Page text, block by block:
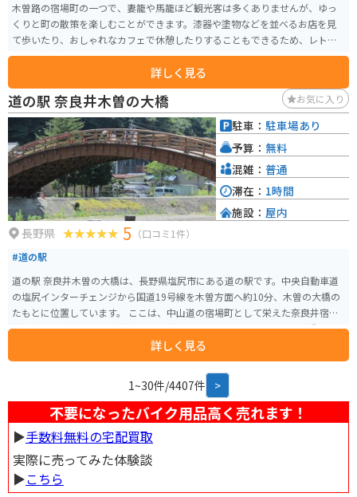
木曽路の宿場町の一つで、妻籠や馬籠ほど観光客は多くありませんが、ゆっ
くりと町の散策を楽しむことができます。漆器や塗物などを並べるお店を見
て歩いたり、おしゃれなカフェで休憩したりすることもできるため、レトロ
な雰囲気が好きな人にも人気が高まっているようです。
詳しく見る
道の駅 奈良井木曽の大橋 お気に入り
長野県 5 （口コミ1件）
#道の駅
道の駅 奈良井木曽の大橋は、長野県塩尻市にある道の駅です。中央自動車道
の塩尻インターチェンジから国道19号線を木曽方面へ約10分、木曽の大橋の
たもとに位置しています。 ここは、中山道の宿場町として栄えた奈良井宿と
贄川宿の間に位置し、木曽路のほぼ中心にあります。周辺には、国の重要文
化財に指定されている木曽の大橋や、江戸時代の宿場町の面影を残す奈良井
宿など、歴史を感じさせる観光スポットが多くあります。 道の駅には、地元
の特産品を販売する直売所やレストラン、観光案内所などがあり、ドライブ
の休憩スポットとして最適です。また、木曽の大橋を一望できる展望台もあ
り、雄大な景色を楽しむことができます。 バイクで訪れる場合、道の駅には
広い駐車場が完備されているので安心です。ツーリングの休憩場所としては
もちろん、周辺の観光拠点としても利用できます。 地元の名産品としては、
木曽漆器や木曽節があります。木曽漆器は、美しい光沢と堅牢さが特徴で、
お土産に最適です。木曽節は、木曽地方に伝わる民謡で、力強い歌声が魅力
です。道の駅で購入することができます。
詳しく見る
駐車： 駐車場あり
予算： 無料
混雑： 普通
滞在： 1時間
施設： 屋内
1~30件/4407件 >
不要になったバイク用品高く売れます！
▶︎手数料無料の宅配買取
実際に売ってみた体験談
▶︎こちら